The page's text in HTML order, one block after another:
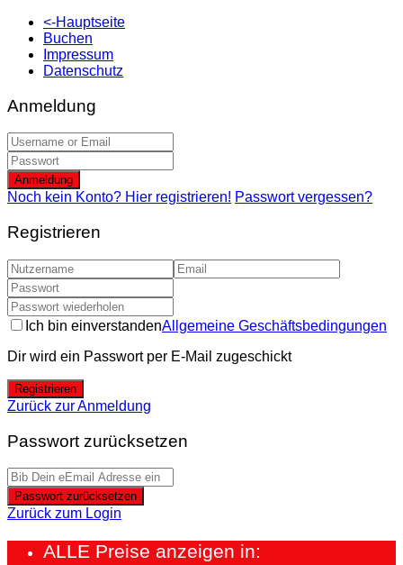
<-Hauptseite
Buchen
Impressum
Datenschutz
Anmeldung
Anmeldung
Noch kein Konto? Hier registrieren! Passwort vergessen?
Registrieren
Ich bin einverstandenAllgemeine Geschäftsbedingungen
Dir wird ein Passwort per E-Mail zugeschickt
Registrieren
Zurück zur Anmeldung
Passwort zurücksetzen
Passwort zurücksetzen
Zurück zum Login
ALLE Preise anzeigen in: